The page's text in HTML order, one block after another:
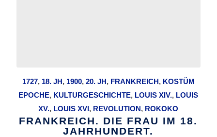
1727, 18. JH, 1900, 20. JH, FRANKREICH, KOSTÜM
EPOCHE, KULTURGESCHICHTE, LOUIS XIV., LOUIS
XV., LOUIS XVI, REVOLUTION, ROKOKO
FRANKREICH. DIE FRAU IM 18.
JAHRHUNDERT.